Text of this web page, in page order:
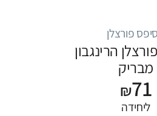
פורצלן
הרינגבון
מבריק
₪71
ליחידה